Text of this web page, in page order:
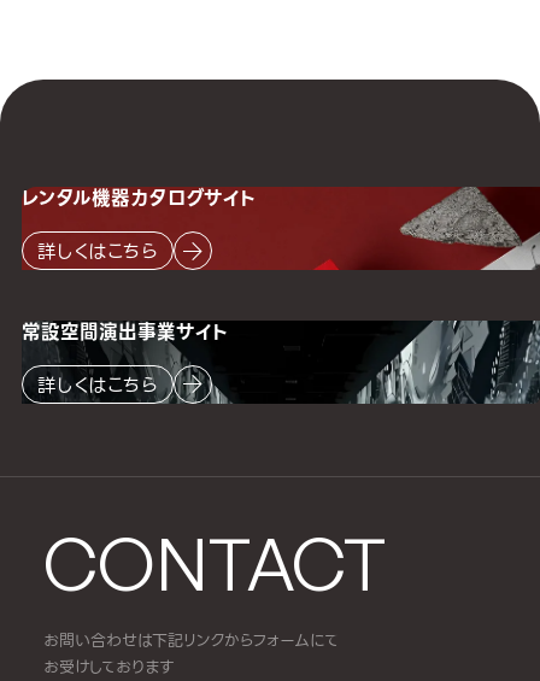
CONTACT
お問い合わせは下記リンクからフォームにて
お受けしております
レンタル機器カタログサイト
詳しくはこちら
常設空間演出事業サイト
詳しくはこちら